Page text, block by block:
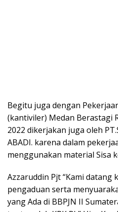
Begitu juga dengan
(kantiviler) Medan Berastagi
2022 dikerjakan juga oleh
ABADI. karena dalam
menggunakan material Sisa
Azzaruddin Pjt “Kami datang
pengaduan serta
yang Ada di BBPJN II